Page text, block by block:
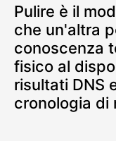
Pulire è il
che un'altra
conoscenza
fisico al
risultati DNS
cronologia di